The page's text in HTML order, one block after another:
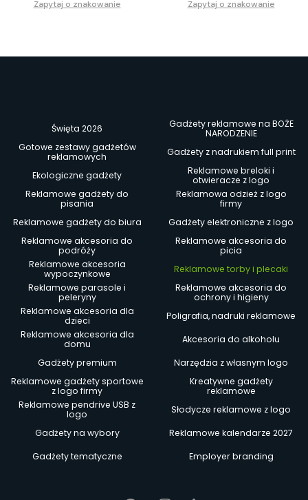
Zapytaj o znakowanie
Zapytaj o znakowanie
Święta 2026
Gadżety reklamowe na BOŻE
NARODZENIE
Gotowe zestawy gadżetów
reklamowych
Gadżety z nadrukiem full print
Ekologiczne gadżety
Reklamowe breloki i
otwieracze z logo
Reklamowe gadżety do
pisania
Reklamowa odzież z logo
firmy
Reklamowe gadżety do biura
Gadżety elektroniczne z logo
Reklamowe akcesoria do
podróży
Reklamowe akcesoria do
picia
Reklamowe akcesoria
wypoczynkowe
Reklamowe torby i plecaki
Reklamowe parasole i
peleryny
Reklamowe akcesoria do
ochrony i higieny
Reklamowe akcesoria dla
dzieci
Poligrafia, nadruki reklamowe
Reklamowe akcesoria dla
domu
Akcesoria do alkoholu
Gadżety premium
Narzędzia z własnym logo
Reklamowe gadżety sportowe
z logo firmy
Kreatywne gadżety
reklamowe
Reklamowe pendrive USB z
logo
Słodycze reklamowe z logo
Gadżety na wybory
Reklamowe kalendarze 2027
Gadżety tematyczne
Employer branding